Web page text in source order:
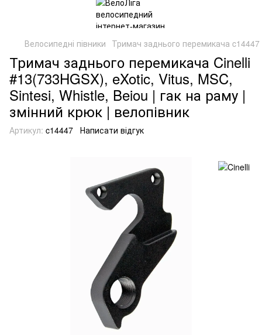
Велосипедні півники Тримач заднього перемикача c14447
Тримач заднього перемикача Cinelli
#13(733HGSX), eXotic, Vitus, MSC,
Sintesi, Whistle, Beiou | гак на раму |
змінний крюк | велопівник
Артикул: c14447 Написати відгук